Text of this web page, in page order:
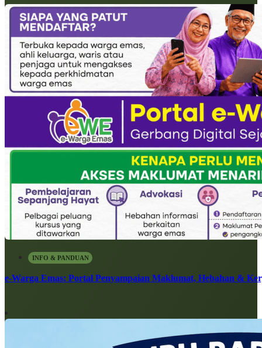
INFO & PANDUAN
e-Warga Emas: Portal Penyampaian Maklumat, Hebahan &